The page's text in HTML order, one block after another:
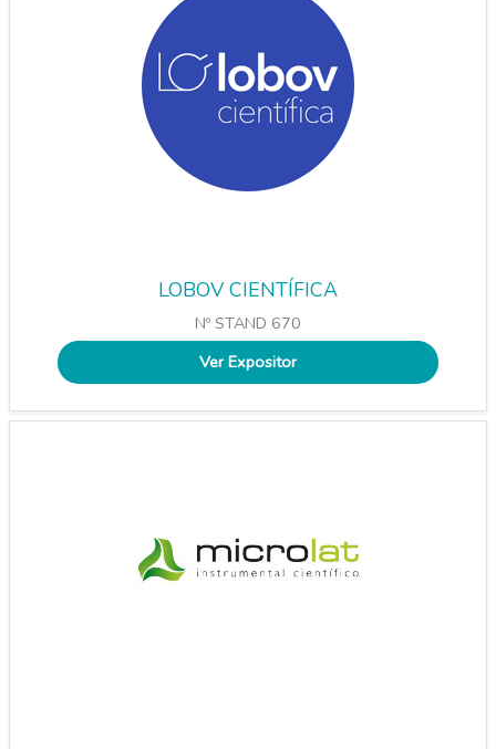
LOBOV CIENTÍFICA
Nº STAND 670
Ver Expositor